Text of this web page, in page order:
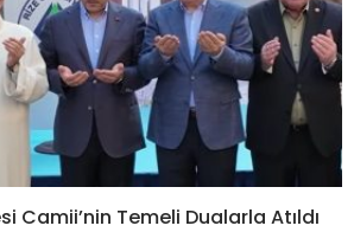
Camii’nin Temeli Dualarla Atıldı